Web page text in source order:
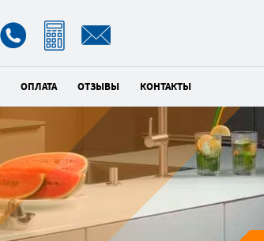
ОПЛАТА ОТЗЫВЫ КОНТАКТЫ